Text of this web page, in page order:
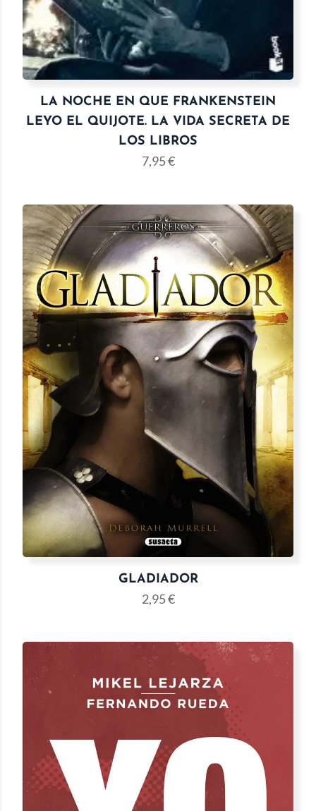
LA NOCHE EN QUE FRANKENSTEIN
LEYO EL QUIJOTE. LA VIDA SECRETA DE
LOS LIBROS
7,95€
GLADIADOR
2,95€